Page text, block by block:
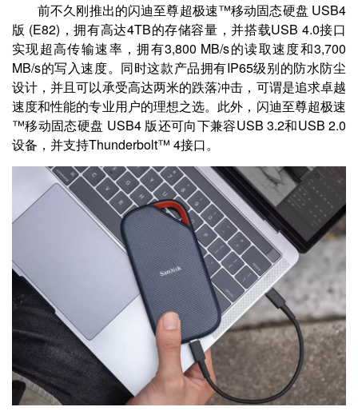
前不久刚推出的闪迪至尊超极速™移动固态硬盘 USB4
版 (E82)，拥有高达4TB的存储容量，并搭载USB 4.0接口
实现超高传输速率，拥有3,800 MB/s的读取速度和3,700
MB/s的写入速度。同时这款产品拥有IP65级别的防水防尘
设计，并且可以承受高达两米的跌落冲击，可谓是追求卓越
速度和性能的专业用户的理想之选。此外，闪迪至尊超极速
™移动固态硬盘 USB4 版还可向下兼容USB 3.2和USB 2.0
设备，并支持Thunderbolt™ 4接口。